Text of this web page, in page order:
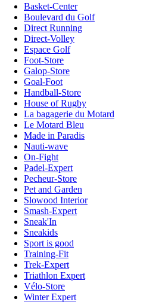
Basket-Center
Boulevard du Golf
Direct Running
Direct-Volley
Espace Golf
Foot-Store
Galop-Store
Goal-Foot
Handball-Store
House of Rugby
La bagagerie du Motard
Le Motard Bleu
Made in Paradis
Nauti-wave
On-Fight
Padel-Expert
Pecheur-Store
Pet and Garden
Slowood Interior
Smash-Expert
Sneak'In
Sneakids
Sport is good
Training-Fit
Trek-Expert
Triathlon Expert
Vélo-Store
Winter Expert